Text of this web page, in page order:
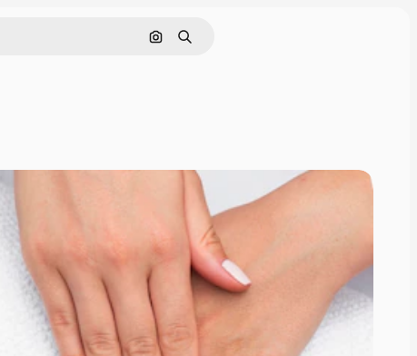
Поиск по изображению
Поиск